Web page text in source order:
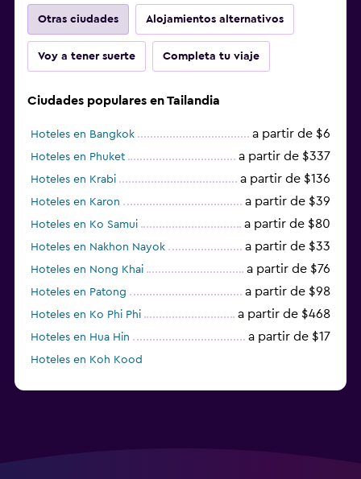
Otras ciudades Alojamientos alternativos
Voy a tener suerte Completa tu viaje
Ciudades populares en Tailandia
Hoteles en Bangkok a partir de $6
Hoteles en Phuket a partir de $337
Hoteles en Krabi a partir de $136
Hoteles en Karon a partir de $39
Hoteles en Ko Samui a partir de $80
Hoteles en Nakhon Nayok a partir de $33
Hoteles en Nong Khai a partir de $76
Hoteles en Patong a partir de $98
Hoteles en Ko Phi Phi a partir de $468
Hoteles en Hua Hin a partir de $17
Hoteles en Koh Kood